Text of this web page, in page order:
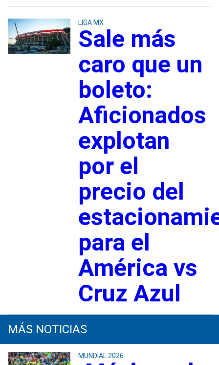
LIGA MX
Sale más
caro que un
boleto:
Aficionados
explotan
por el
precio del
para el
América vs
Cruz Azul
MÁS NOTICIAS
MUNDIAL 2026